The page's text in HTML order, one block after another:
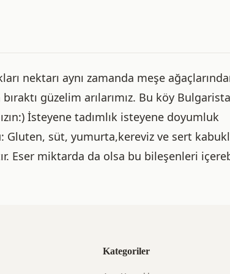
nektarı aynı zamanda meşe
güzelim arılarımız. Bu köy
İsteyene tadımlık isteyene doyumluk
Gluten, süt, yumurta,kereviz ve sert
Eser miktarda da olsa bu bileşenleri
Kategoriler